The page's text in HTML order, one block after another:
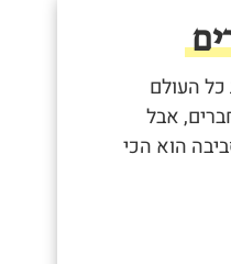
העולם
אבל
הוא הכי